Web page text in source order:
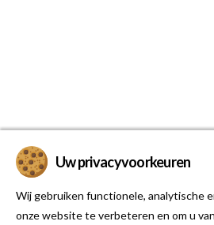
Uw privacyvoorkeuren
Wij gebruiken functionele, analytische
onze website te verbeteren en om u